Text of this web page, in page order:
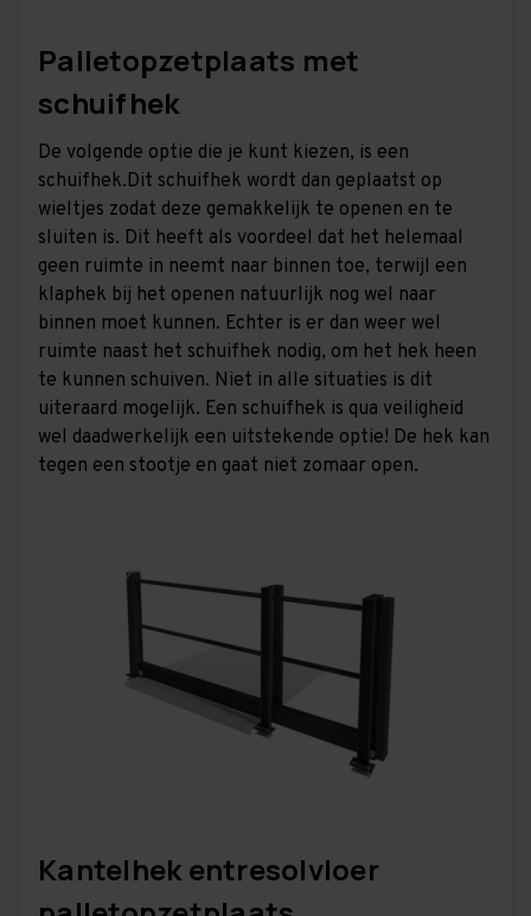
Palletopzetplaats met
schuifhek
De volgende optie die je kunt kiezen, is een
schuifhek.Dit schuifhek wordt dan geplaatst op
wieltjes zodat deze gemakkelijk te openen en te
sluiten is. Dit heeft als voordeel dat het helemaal
geen ruimte in neemt naar binnen toe, terwijl een
klaphek bij het openen natuurlijk nog wel naar
binnen moet kunnen. Echter is er dan weer wel
ruimte naast het schuifhek nodig, om het hek heen
te kunnen schuiven. Niet in alle situaties is dit
uiteraard mogelijk. Een schuifhek is qua veiligheid
wel daadwerkelijk een uitstekende optie! De hek kan
tegen een stootje en gaat niet zomaar open.
Kantelhek entresolvloer